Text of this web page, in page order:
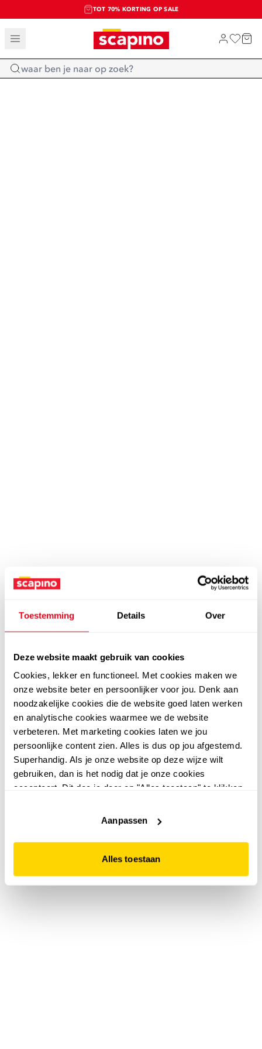
Toestemming Details Over
Deze website maakt gebruik van cookies
Cookies, lekker en functioneel. Met cookies maken we
onze website beter en persoonlijker voor jou. Denk aan
noodzakelijke cookies die de website goed laten werken
en analytische cookies waarmee we de website
verbeteren. Met marketing cookies laten we jou
persoonlijke content zien. Alles is dus op jou afgestemd.
Superhandig. Als je onze website op deze wijze wilt
gebruiken, dan is het nodig dat je onze cookies
accepteert. Dit doe je door op "Alles toestaan" te klikken.
website niet optimaal functioneert.
Aanpassen
Alles toestaan
TOT 70% KORTING OP SALE
SALE: LAATSTE KANS!
SHOP NIEUW
Home